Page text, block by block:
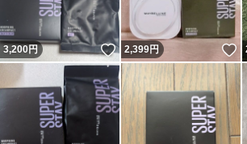
3,200円 いいね！
2,399円